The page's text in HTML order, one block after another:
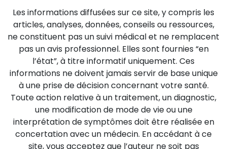
Les informations diffusées sur ce site, y compris les
articles, analyses, données, conseils ou ressources,
ne constituent pas un suivi médical et ne remplacent
pas un avis professionnel. Elles sont fournies “en
l’état”, à titre informatif uniquement. Ces
informations ne doivent jamais servir de base unique
à une prise de décision concernant votre santé.
Toute action relative à un traitement, un diagnostic,
une modification de mode de vie ou une
interprétation de symptômes doit être réalisée en
concertation avec un médecin. En accédant à ce
site, vous acceptez que l’auteur ne soit pas